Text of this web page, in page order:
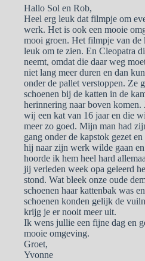
Hallo Sol en Rob,
Heel erg leuk dat filmpje om
werk. Het is ook een mooie
mooi groen. Het filmpje van de
leuk om te zien. En Cleopatra
neemt, omdat die daar weg
niet lang meer duren en dan
onder de pallet verstoppen. Ze
schoenen bij de katten in de
herinnering naar boven komen.
wij een kat van 16 jaar en die
meer zo goed. Mijn man had
gang onder de kapstok gezet
hij naar zijn werk wilde gaan
hoorde ik hem heel hard
jij verleden week opa geleerd
stond. Wat bleek onze oude
schoenen haar kattenbak was
schoenen konden gelijk de
krijg je er nooit meer uit.
Ik wens jullie een fijne dag en
mooie omgeving.
Groet,
Yvonne